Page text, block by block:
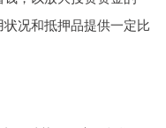
况和抵押品提供一定比